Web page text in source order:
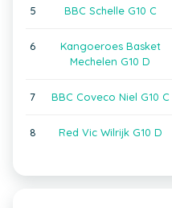
5 BBC Schelle G10 C
6
Kangoeroes Basket
Mechelen G10 D
7 BBC Coveco Niel G10 C
8 Red Vic Wilrijk G10 D